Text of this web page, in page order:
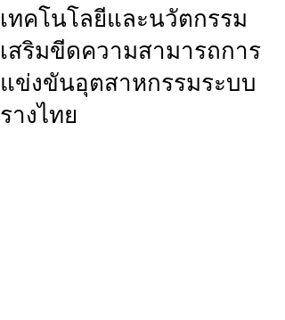
เทคโนโลยีและนวัตกรรม
เสริมขีดความสามารถการ
แข่งขันอุตสาหกรรมระบบ
รางไทย